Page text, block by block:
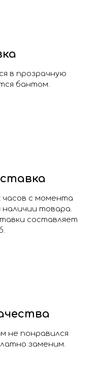
в прозрачную
бантом.
с момента
наличии товара.
составляет
не понравился
заменим.